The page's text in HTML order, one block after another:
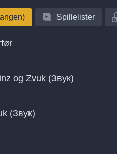
Spillelister
og Zvuk (Звук)
(Звук)